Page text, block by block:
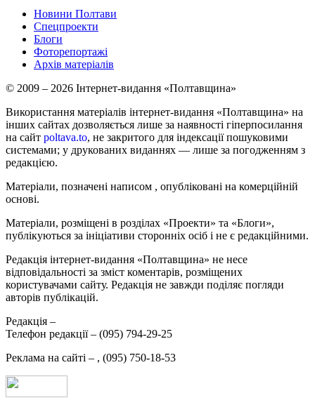
Новини Полтави
Спецпроекти
Блоги
Фоторепортажі
Архів матеріалів
© 2009 – 2026 Інтернет-видання «Полтавщина»
Використання матеріалів інтернет-видання «Полтавщина» на
інших сайтах дозволяється лише за наявності гіперпосилання
на сайт poltava.to, не закритого для індексації пошуковими
системами; у друкованих виданнях — лише за погодженням з
редакцією.
Матеріали, позначені написом , опубліковані на комерційній
основі.
Матеріали, розміщені в розділах «Проекти» та «Блоги»,
публікуються за ініціативи сторонніх осіб і не є редакційними.
Редакція інтернет-видання «Полтавщина» не несе
відповідальності за зміст коментарів, розміщених
користувачами сайту. Редакція не завжди поділяє погляди
авторів публікацій.
Редакція –
Телефон редакції – (095) 794-29-25
Реклама на сайті – , (095) 750-18-53